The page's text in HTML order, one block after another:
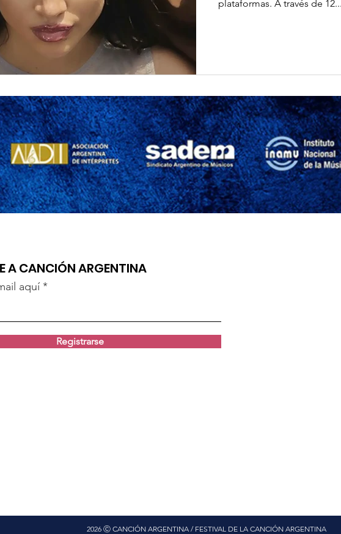
plataformas. A través de 12...
A CANCIÓN ARGENTINA
aquí
Registrarse
2026 Ⓒ CANCIÓN ARGENTINA / FESTIVAL DE LA CANCIÓN ARGENTINA